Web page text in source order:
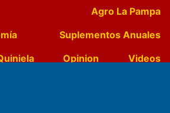
Agro La Pampa
Suplementos Anuales
Opinion
Videos